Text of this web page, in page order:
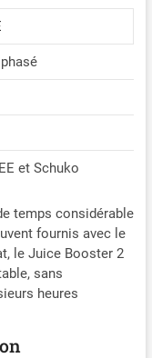
et tout
Juice
la
fonction de la
pour éviter
et Schuko
temps considérable
fournis avec le
le Juice Booster 2
sans
heures